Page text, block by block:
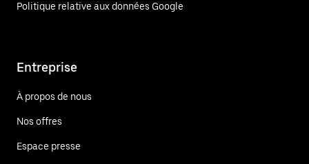
Politique relative aux données Google
Entreprise
À propos de nous
Nos offres
Espace presse